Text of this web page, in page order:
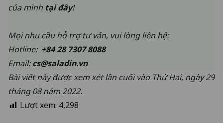
của mình tại đây!
Mọi nhu cầu hỗ trợ tư vấn, vui lòng liên hệ:
Hotline: +84 28 7307 8088
Email:cs@saladin.vn
Bài viết này được xem xét lần cuối vào Thứ Hai, ngày 29
tháng 08 năm 2022.
Lượt xem: 4,298